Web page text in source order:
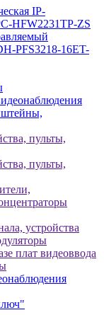
IP-
HFW2231TP-ZS
PFS3218-16ET-
пульты,
пульты,
устройства
плат видеоввода